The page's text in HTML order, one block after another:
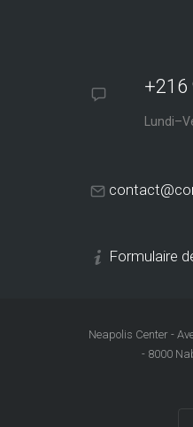
+216
Formulaire
Neapolis Center -
- 8000